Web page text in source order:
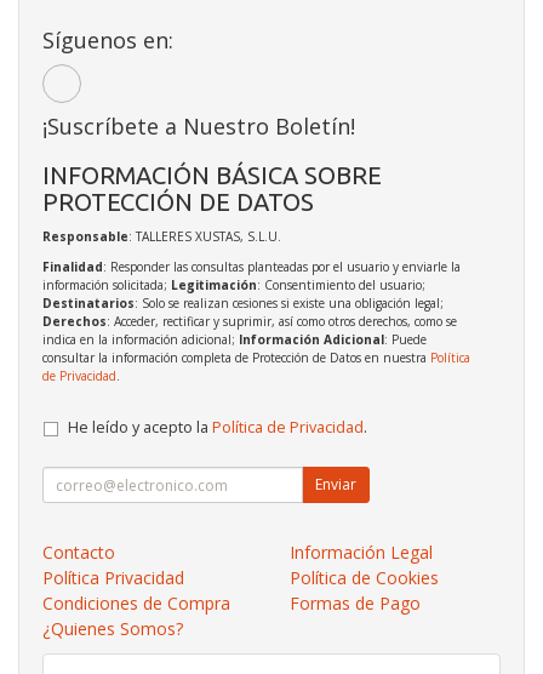
Síguenos en:
¡Suscríbete a Nuestro Boletín!
INFORMACIÓN BÁSICA SOBRE
PROTECCIÓN DE DATOS
Responsable: TALLERES XUSTAS, S.L.U.
Finalidad: Responder las consultas planteadas por el usuario y enviarle la
información solicitada; Legitimación: Consentimiento del usuario;
Destinatarios: Solo se realizan cesiones si existe una obligación legal;
Derechos: Acceder, rectificar y suprimir, así como otros derechos, como se
indica en la información adicional; Información Adicional: Puede
consultar la información completa de Protección de Datos en nuestra Política
de Privacidad.
He leído y acepto la Política de Privacidad.
Enviar
Contacto
Información Legal
Política Privacidad
Política de Cookies
Condiciones de Compra
Formas de Pago
¿Quienes Somos?